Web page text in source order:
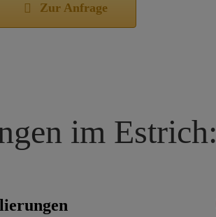
Zur Anfrage
im Estrich: